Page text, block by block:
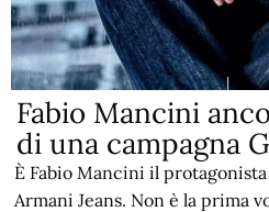
Fabio Mancini
di una campagna
È Fabio Mancini il
Armani Jeans. Non è la prima